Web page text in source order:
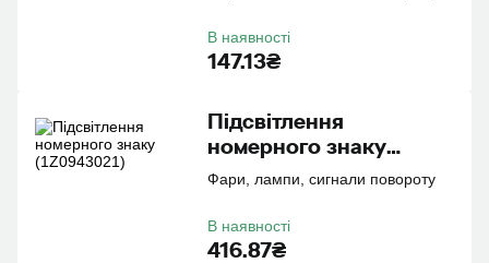
147.13₴
В наявності
Пiдсвiтлення
номерного знаку
(1Z0943021)
Фари, лампи, сигнали повороту
416.87₴
В наявності